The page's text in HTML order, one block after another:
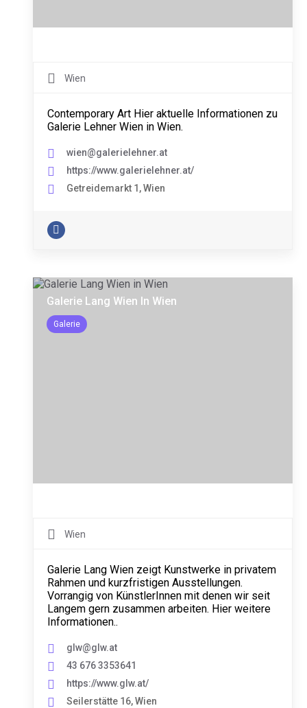
Wien
Contemporary Art Hier aktuelle Informationen zu
Galerie Lehner Wien in Wien.
wien@galerielehner.at
https://www.galerielehner.at/
Getreidemarkt 1, Wien
Galerie Lang Wien In Wien
Galerie
Wien
Galerie Lang Wien zeigt Kunstwerke in privatem
Rahmen und kurzfristigen Ausstellungen.
Vorrangig von KünstlerInnen mit denen wir seit
Langem gern zusammen arbeiten. Hier weitere
Informationen..
glw@glw.at
43 676 3353641
https://www.glw.at/
Seilerstätte 16, Wien